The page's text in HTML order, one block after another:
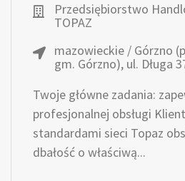
Przedsiębiorstwo
TOPAZ
mazowieckie / Górzno
gm. Górzno), ul. Długa
Twoje główne zadania:
profesjonalnej obsługi
standardami sieci Topaz
dbałość o właściwą...